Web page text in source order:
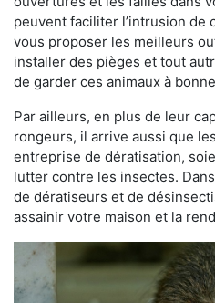
peuvent faciliter l’intrusion de
vous proposer les meilleurs
installer des pièges et tout
de garder ces animaux à
Par ailleurs, en plus de leur
rongeurs, il arrive aussi que
entreprise de dératisation,
lutter contre les insectes.
de dératiseurs et de
assainir votre maison et la